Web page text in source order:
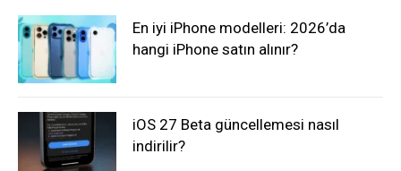
En iyi iPhone modelleri: 2026’da
hangi iPhone satın alınır?
iOS 27 Beta güncellemesi nasıl
indirilir?